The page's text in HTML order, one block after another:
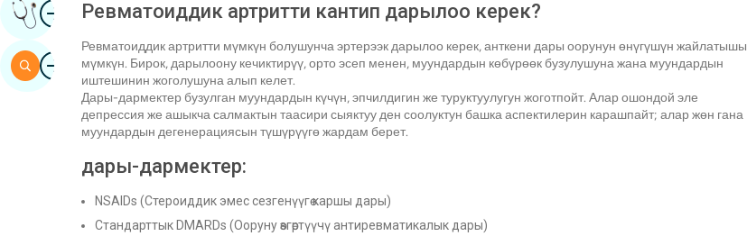
Ревматоиддик артритти кантип дарылоо керек?
Ревматоиддик артритти мүмкүн болушунча эртерээк дарылоо керек, анткени дары оорунун өнүгүшүн жайлатышы
мүмкүн. Бирок, дарылоону кечиктирүү, орто эсеп менен, муундардын көбүрөөк бузулушуна жана муундардын
иштешинин жоголушуна алып келет.
Дары-дармектер бузулган муундардын күчүн, эпчилдигин же туруктуулугун жоготпойт. Алар ошондой эле
депрессия же ашыкча салмактын таасири сыяктуу ден соолуктун башка аспектилерин карашпайт; алар жөн гана
муундардын дегенерациясын түшүрүүгө жардам берет.
дары-дармектер:
NSAIDs (Стероиддик эмес сезгенүүгө каршы дары)
Стандарттык DMARDs (Ооруну өзгөртүүчү антиревматикалык дары)
ImageЭксперттин Корутундусун Алыңыз
ImageИздөө